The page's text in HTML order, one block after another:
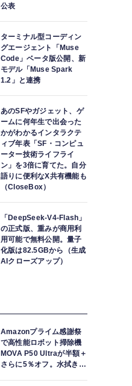
公表
ターミナル型コーディン
グエージェント「Muse
Code」ベータ版公開、新
モデル「Muse Spark
1.2」と連携
あのSFやガジェット、ゲ
ームに何年生で出会った
かがわかるインタラクテ
ィブ年表「SF・コンピュ
ーター技術ライフライ
ン」を3倍に育てた。自分
語りに便利なX共有機能も
（CloseBox）
「DeepSeek-V4-Flash」
の正式版、重みが商用利
用可能で無料公開。量子
化版は82.5GBから（生成
AIクローズアップ）
Amazonプライム感謝祭
で高性能ロボット掃除機
MOVA P50 Ultraが半額＋
さらに5％オフ。水拭きモ